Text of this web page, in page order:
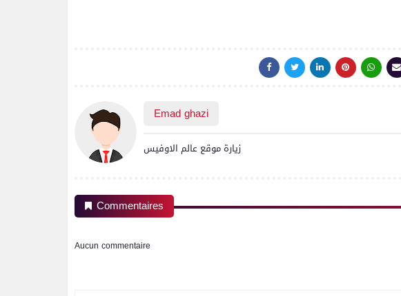
Emad ghazi
زيارة موقع عالم الاوفيس
Commentaires
Aucun commentaire